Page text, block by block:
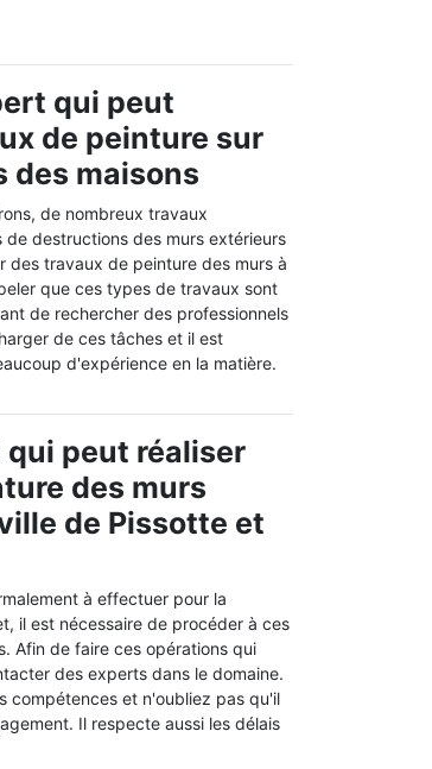
qui peut
de peinture sur
des maisons
de nombreux travaux
destructions des murs extérieurs
des travaux de peinture des murs à
que ces types de travaux sont
de rechercher des professionnels
de ces tâches et il est
d'expérience en la matière.
qui peut réaliser
des murs
de Pissotte et
à effectuer pour la
il est nécessaire de procéder à ces
Afin de faire ces opérations qui
des experts dans le domaine.
compétences et n'oubliez pas qu'il
Il respecte aussi les délais